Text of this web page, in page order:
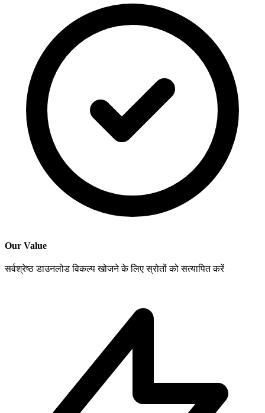
Our Value
सर्वश्रेष्ठ डाउनलोड विकल्प खोजने के लिए स्रोतों को सत्यापित करें